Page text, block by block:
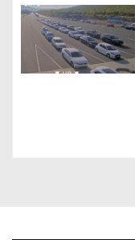
g
a